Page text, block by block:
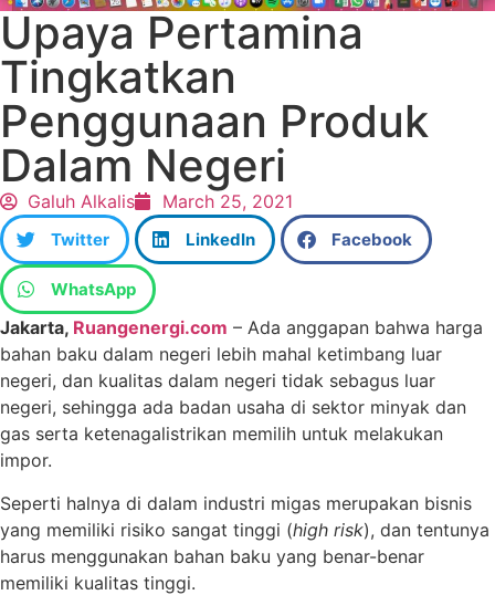
Upaya Pertamina
Tingkatkan
Penggunaan Produk
Dalam Negeri
Galuh Alkalis March 25, 2021
Twitter LinkedIn Facebook
WhatsApp
Jakarta, Ruangenergi.com – Ada anggapan bahwa harga
bahan baku dalam negeri lebih mahal ketimbang luar
negeri, dan kualitas dalam negeri tidak sebagus luar
negeri, sehingga ada badan usaha di sektor minyak dan
gas serta ketenagalistrikan memilih untuk melakukan
impor.
Seperti halnya di dalam industri migas merupakan bisnis
yang memiliki risiko sangat tinggi (high risk), dan tentunya
harus menggunakan bahan baku yang benar-benar
memiliki kualitas tinggi.